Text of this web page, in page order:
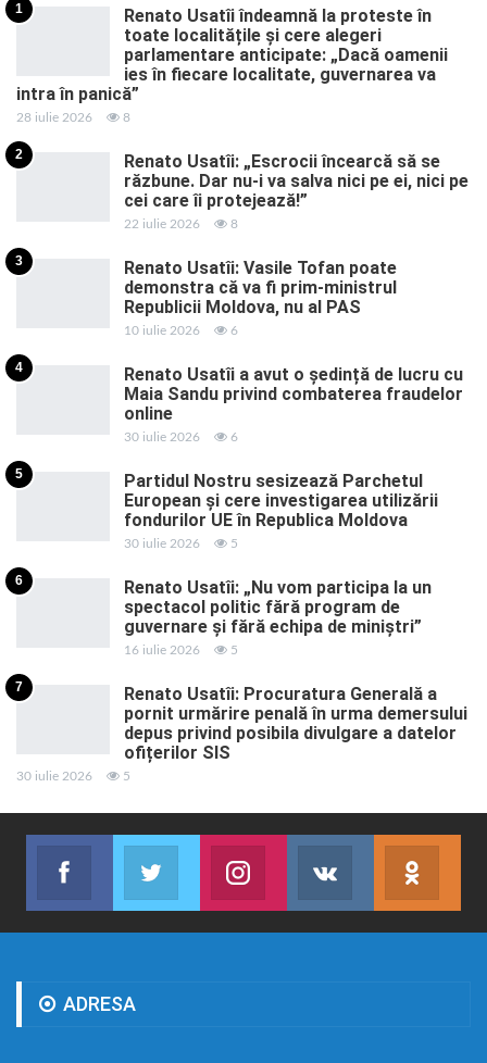
1
Renato Usatîi îndeamnă la proteste în
toate localitățile și cere alegeri
parlamentare anticipate: „Dacă oamenii
ies în fiecare localitate, guvernarea va
intra în panică”
28 iulie 2026 8
2
Renato Usatîi: „Escrocii încearcă să se
răzbune. Dar nu-i va salva nici pe ei, nici pe
cei care îi protejează!”
22 iulie 2026 8
3
Renato Usatîi: Vasile Tofan poate
demonstra că va fi prim-ministrul
Republicii Moldova, nu al PAS
10 iulie 2026 6
4
Renato Usatîi a avut o ședință de lucru cu
Maia Sandu privind combaterea fraudelor
online
30 iulie 2026 6
5
Partidul Nostru sesizează Parchetul
European și cere investigarea utilizării
fondurilor UE în Republica Moldova
30 iulie 2026 5
6
Renato Usatîi: „Nu vom participa la un
spectacol politic fără program de
guvernare și fără echipa de miniștri”
16 iulie 2026 5
7
Renato Usatîi: Procuratura Generală a
pornit urmărire penală în urma demersului
depus privind posibila divulgare a datelor
ofițerilor SIS
30 iulie 2026 5
Facebook
Abonează-te
Twitter
Join us on TwitterJoin us on Instagram
Abonează-te
ADRESA